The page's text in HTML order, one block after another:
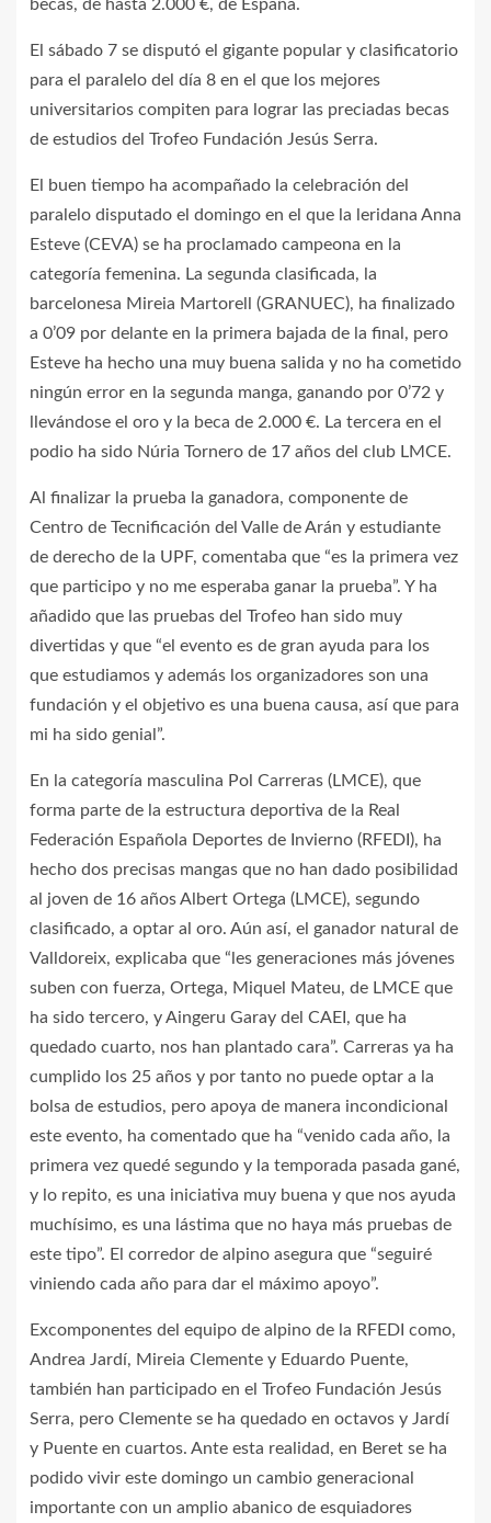
becas, de hasta 2.000 €, de España.
El sábado 7 se disputó el gigante popular y clasificatorio
para el paralelo del día 8 en el que los mejores
universitarios compiten para lograr las preciadas becas
de estudios del Trofeo Fundación Jesús Serra.
El buen tiempo ha acompañado la celebración del
paralelo disputado el domingo en el que la leridana Anna
Esteve (CEVA) se ha proclamado campeona en la
categoría femenina. La segunda clasificada, la
barcelonesa Mireia Martorell (GRANUEC), ha finalizado
a 0’09 por delante en la primera bajada de la final, pero
Esteve ha hecho una muy buena salida y no ha cometido
ningún error en la segunda manga, ganando por 0’72 y
llevándose el oro y la beca de 2.000 €. La tercera en el
podio ha sido Núria Tornero de 17 años del club LMCE.
Al finalizar la prueba la ganadora, componente de
Centro de Tecnificación del Valle de Arán y estudiante
de derecho de la UPF, comentaba que “es la primera vez
que participo y no me esperaba ganar la prueba”. Y ha
añadido que las pruebas del Trofeo han sido muy
divertidas y que “el evento es de gran ayuda para los
que estudiamos y además los organizadores son una
fundación y el objetivo es una buena causa, así que para
mi ha sido genial”.
En la categoría masculina Pol Carreras (LMCE), que
forma parte de la estructura deportiva de la Real
Federación Española Deportes de Invierno (RFEDI), ha
hecho dos precisas mangas que no han dado posibilidad
al joven de 16 años Albert Ortega (LMCE), segundo
clasificado, a optar al oro. Aún así, el ganador natural de
Valldoreix, explicaba que “les generaciones más jóvenes
suben con fuerza, Ortega, Miquel Mateu, de LMCE que
ha sido tercero, y Aingeru Garay del CAEI, que ha
quedado cuarto, nos han plantado cara”. Carreras ya ha
cumplido los 25 años y por tanto no puede optar a la
bolsa de estudios, pero apoya de manera incondicional
este evento, ha comentado que ha “venido cada año, la
primera vez quedé segundo y la temporada pasada gané,
y lo repito, es una iniciativa muy buena y que nos ayuda
muchísimo, es una lástima que no haya más pruebas de
este tipo”. El corredor de alpino asegura que “seguiré
viniendo cada año para dar el máximo apoyo”.
Excomponentes del equipo de alpino de la RFEDI como,
Andrea Jardí, Mireia Clemente y Eduardo Puente,
también han participado en el Trofeo Fundación Jesús
Serra, pero Clemente se ha quedado en octavos y Jardí
y Puente en cuartos. Ante esta realidad, en Beret se ha
podido vivir este domingo un cambio generacional
importante con un amplio abanico de esquiadores